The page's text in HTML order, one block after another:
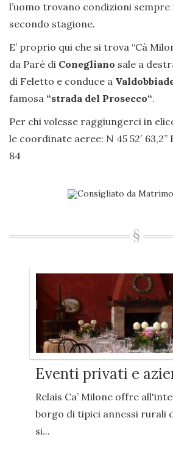
l’uomo trovano condizioni sempre
secondo stagione.
E’ proprio qui che si trova “Cà
da Parè di Conegliano sale a
di Feletto e conduce a
famosa “strada del Prosecco“.
Per chi volesse raggiungerci in
le coordinate aeree: N 45 52′ 63,2” E
84
Eventi privati e
Relais Ca’ Milone offre
borgo di tipici annessi rurali
si...